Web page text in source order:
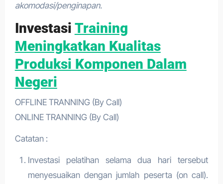
akomodasi/penginapan.
Investasi Training
Meningkatkan Kualitas
Produksi Komponen Dalam
Negeri
OFFLINE TRANNING (By Call)
ONLINE TRANNING (By Call)
Catatan :
Investasi pelatihan selama dua hari tersebut
menyesuaikan dengan jumlah peserta (on call).